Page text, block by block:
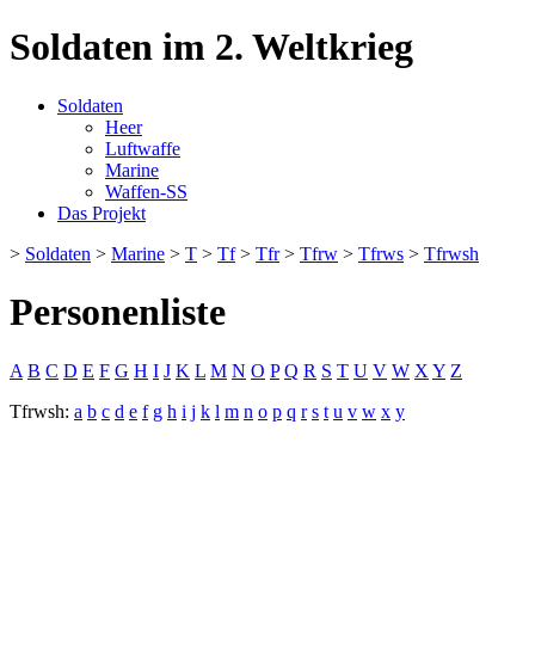
Soldaten im 2. Weltkrieg
Soldaten
Heer
Luftwaffe
Marine
Waffen-SS
Das Projekt
> Soldaten > Marine > T > Tf> Tfr> Tfrw > Tfrws > Tfrwsh
Personenliste
A B C D E F G H I J K L M N O P Q R S T U V W X Y Z
Tfrwsh: a b c d e f g h i j k l m n o p q r s t u v w x y